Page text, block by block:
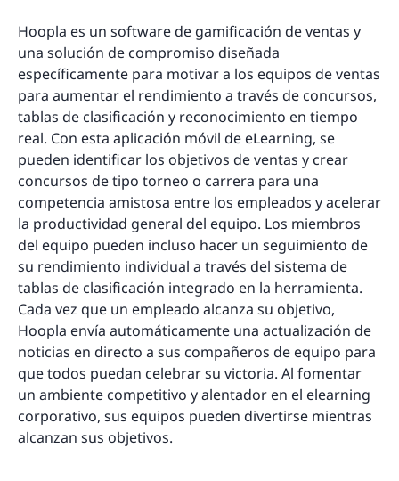
Hoopla es un software de gamificación de ventas y
una solución de compromiso diseñada
específicamente para motivar a los equipos de ventas
para aumentar el rendimiento a través de concursos,
tablas de clasificación y reconocimiento en tiempo
real. Con esta aplicación móvil de eLearning, se
pueden identificar los objetivos de ventas y crear
concursos de tipo torneo o carrera para una
competencia amistosa entre los empleados y acelerar
la productividad general del equipo. Los miembros
del equipo pueden incluso hacer un seguimiento de
su rendimiento individual a través del sistema de
tablas de clasificación integrado en la herramienta.
Cada vez que un empleado alcanza su objetivo,
Hoopla envía automáticamente una actualización de
noticias en directo a sus compañeros de equipo para
que todos puedan celebrar su victoria. Al fomentar
un ambiente competitivo y alentador en el elearning
corporativo, sus equipos pueden divertirse mientras
alcanzan sus objetivos.